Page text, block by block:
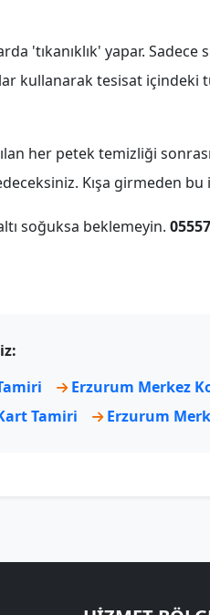
'tıkanıklık' yapar.
kullanarak tesisat
her petek temizliği
Kışa girmeden bu
soğuksa beklemeyin.
Erzurum Merkez
Tamiri
Erzurum